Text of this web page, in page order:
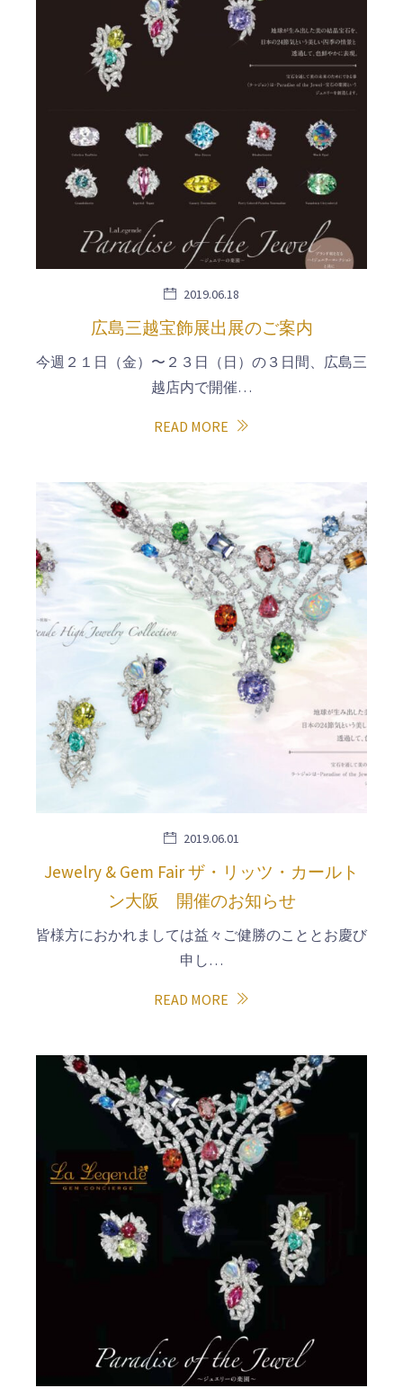
2019.06.18
広島三越宝飾展出展のご案内
今週２１日（金）〜２３日（日）の３日間、広島三
越店内で開催…
READ MORE
2019.06.01
Jewelry & Gem Fair ザ・リッツ・カールト
ン大阪 開催のお知らせ
皆様方におかれましては益々ご健勝のこととお慶び
申し…
READ MORE